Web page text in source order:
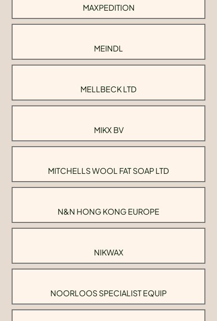
MAXPEDITION
MEINDL
MELLBECK LTD
MIKX BV
MITCHELLS WOOL FAT SOAP LTD
N&N HONG KONG EUROPE
NIKWAX
NOORLOOS SPECIALIST EQUIP